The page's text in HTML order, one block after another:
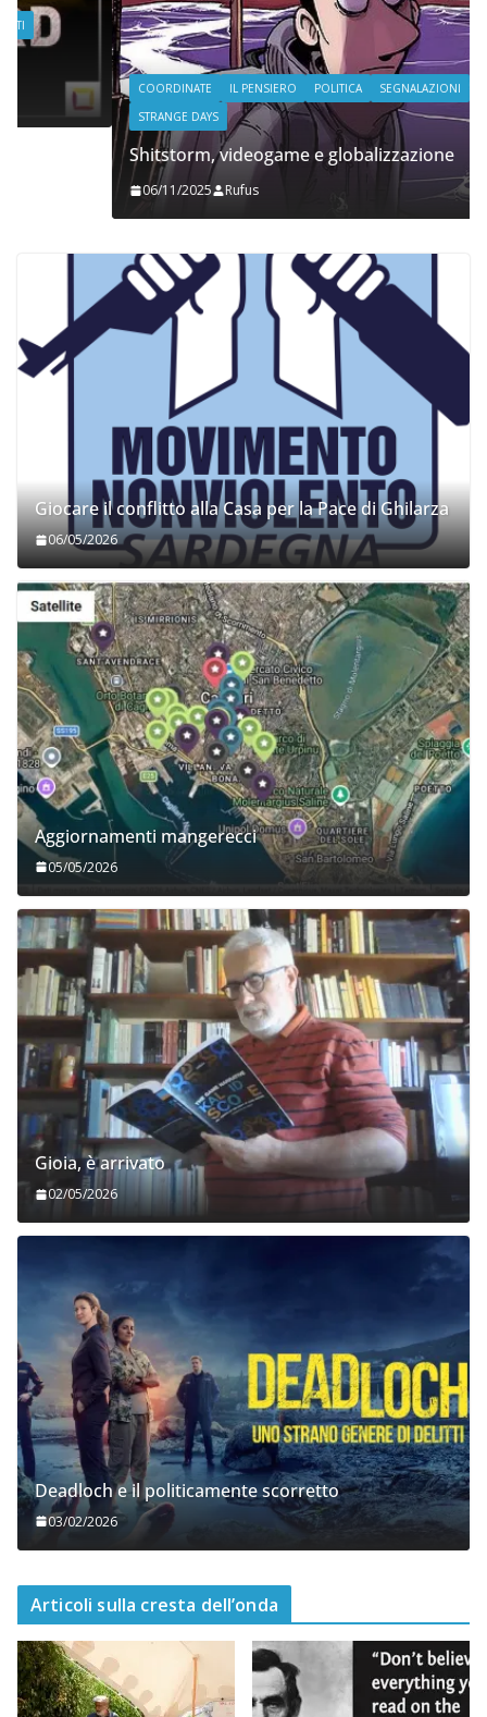
COORDINATE IL PENSIERO POLITICA
SEGNALAZIONI
STRANGE DAYS
Shitstorm, videogame e globalizzazione
Rufus
Giocare il conflitto alla Casa per la Pace di Ghilarza
06/05/2026
Aggiornamenti mangerecci
05/05/2026
Gioia, è arrivato
02/05/2026
Deadloch e il politicamente scorretto
03/02/2026
Articoli sulla cresta dell’onda